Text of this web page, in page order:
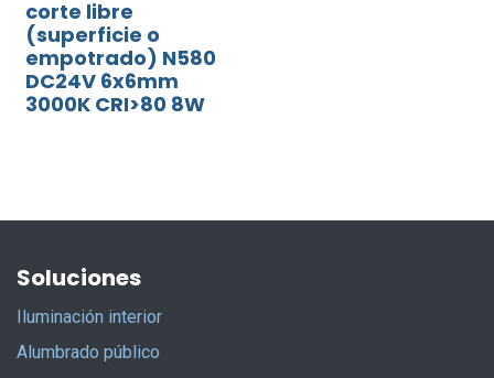
corte libre
(superficie o
empotrado) N580
DC24V 6x6mm
3000K CRI>80 8W
Soluciones
Iluminación interior
Alumbrado público